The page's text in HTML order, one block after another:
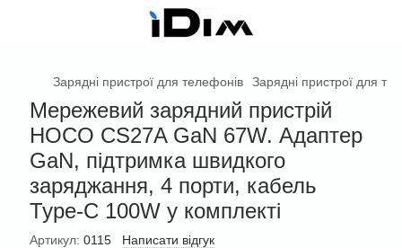
Зарядні пристрої для телефонів Зарядні пристрої для
Мережевий зарядний пристрій
HOCO CS27A GaN 67W. Адаптер
GaN, підтримка швидкого
заряджання, 4 порти, кабель
Type-C 100W у комплекті
Артикул: 0115 Написати відгук